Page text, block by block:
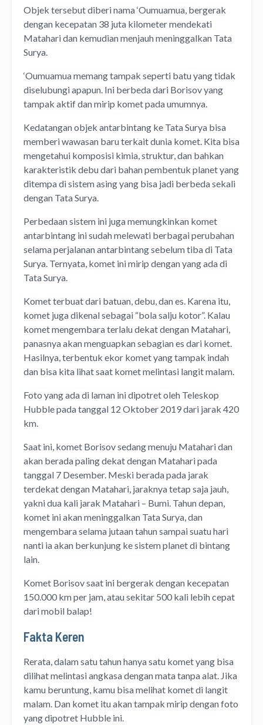
Objek tersebut diberi nama ‘Oumuamua, bergerak
dengan kecepatan 38 juta kilometer mendekati
Matahari dan kemudian menjauh meninggalkan Tata
Surya.
‘Oumuamua memang tampak seperti batu yang tidak
diselubungi apapun. Ini berbeda dari Borisov yang
tampak aktif dan mirip komet pada umumnya.
Kedatangan objek antarbintang ke Tata Surya bisa
memberi wawasan baru terkait dunia komet. Kita bisa
mengetahui komposisi kimia, struktur, dan bahkan
karakteristik debu dari bahan pembentuk planet yang
ditempa di sistem asing yang bisa jadi berbeda sekali
dengan Tata Surya.
Perbedaan sistem ini juga memungkinkan komet
antarbintang ini sudah melewati berbagai perubahan
selama perjalanan antarbintang sebelum tiba di Tata
Surya. Ternyata, komet ini mirip dengan yang ada di
Tata Surya.
Komet terbuat dari batuan, debu, dan es. Karena itu,
komet juga dikenal sebagai “bola salju kotor”. Kalau
komet mengembara terlalu dekat dengan Matahari,
panasnya akan menguapkan sebagian es dari komet.
Hasilnya, terbentuk ekor komet yang tampak indah
dan bisa kita lihat saat komet melintasi langit malam.
Foto yang ada di laman ini dipotret oleh Teleskop
Hubble pada tanggal 12 Oktober 2019 dari jarak 420
km.
Saat ini, komet Borisov sedang menuju Matahari dan
akan berada paling dekat dengan Matahari pada
tanggal 7 Desember. Meski berada pada jarak
terdekat dengan Matahari, jaraknya tetap saja jauh,
yakni dua kali jarak Matahari – Bumi. Tahun depan,
komet ini akan meninggalkan Tata Surya, dan
mengembara selama jutaan tahun sampai suatu hari
nanti ia akan berkunjung ke sistem planet di bintang
lain.
Komet Borisov saat ini bergerak dengan kecepatan
150.000 km per jam, atau sekitar 500 kali lebih cepat
dari mobil balap!
Fakta Keren
Rerata, dalam satu tahun hanya satu komet yang bisa
dilihat melintasi angkasa dengan mata tanpa alat. Jika
kamu beruntung, kamu bisa melihat komet di langit
malam. Dan komet itu akan tampak mirip dengan foto
yang dipotret Hubble ini.